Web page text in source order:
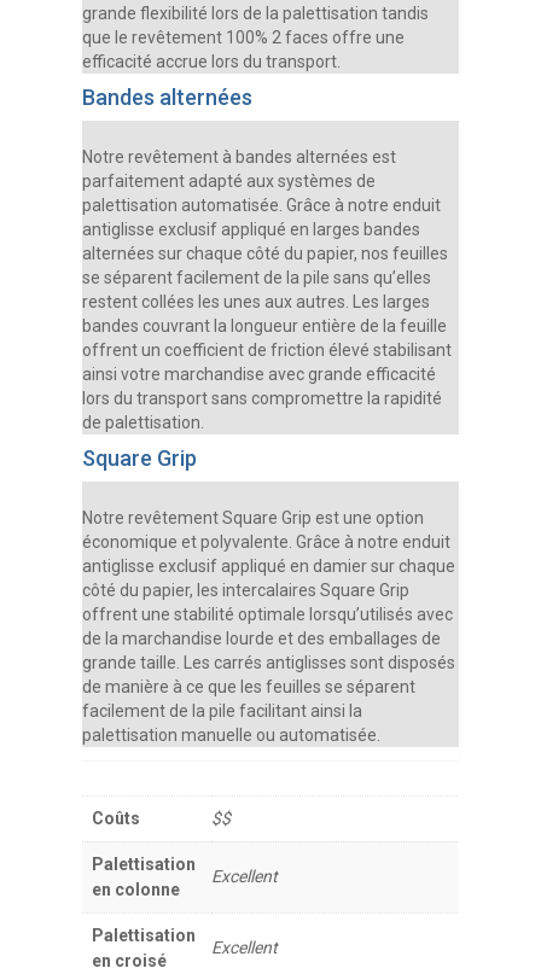
grande flexibilité lors de la palettisation tandis
que le revêtement 100% 2 faces offre une
efficacité accrue lors du transport.
Bandes alternées
Notre revêtement à bandes alternées est
parfaitement adapté aux systèmes de
palettisation automatisée. Grâce à notre enduit
antiglisse exclusif appliqué en larges bandes
alternées sur chaque côté du papier, nos feuilles
se séparent facilement de la pile sans qu’elles
restent collées les unes aux autres. Les larges
bandes couvrant la longueur entière de la feuille
offrent un coefficient de friction élevé stabilisant
ainsi votre marchandise avec grande efficacité
lors du transport sans compromettre la rapidité
de palettisation.
Square Grip
Notre revêtement Square Grip est une option
économique et polyvalente. Grâce à notre enduit
antiglisse exclusif appliqué en damier sur chaque
côté du papier, les intercalaires Square Grip
offrent une stabilité optimale lorsqu’utilisés avec
de la marchandise lourde et des emballages de
grande taille. Les carrés antiglisses sont disposés
de manière à ce que les feuilles se séparent
facilement de la pile facilitant ainsi la
palettisation manuelle ou automatisée.
Coûts $$
Palettisation
en colonne
Excellent
Palettisation
en croisé
Excellent